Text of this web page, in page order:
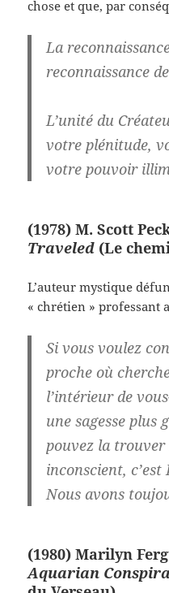
chose et que, par
La
reconnaissance
L’unité du
votre plénitude,
votre pouvoir
(1978) M. Scott
Traveled (Le
L’auteur mystique
« chrétien » professant
Si vous voulez
proche où
l’intérieur de
une sagesse plus
pouvez la
inconscient, c’est
Nous avons
(1980) Marilyn
Aquarian